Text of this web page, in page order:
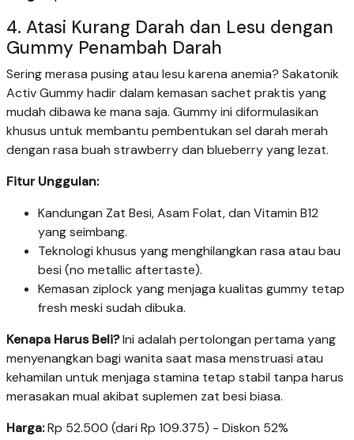
4. Atasi Kurang Darah dan Lesu dengan
Gummy Penambah Darah
Sering merasa pusing atau lesu karena anemia? Sakatonik
Activ Gummy hadir dalam kemasan sachet praktis yang
mudah dibawa ke mana saja. Gummy ini diformulasikan
khusus untuk membantu pembentukan sel darah merah
dengan rasa buah strawberry dan blueberry yang lezat.
Fitur Unggulan:
Kandungan Zat Besi, Asam Folat, dan Vitamin B12
yang seimbang.
Teknologi khusus yang menghilangkan rasa atau bau
besi (no metallic aftertaste).
Kemasan ziplock yang menjaga kualitas gummy tetap
fresh meski sudah dibuka.
Kenapa Harus Beli?Ini adalah pertolongan pertama yang
menyenangkan bagi wanita saat masa menstruasi atau
kehamilan untuk menjaga stamina tetap stabil tanpa harus
merasakan mual akibat suplemen zat besi biasa.
Harga:Rp 52.500 (dari Rp 109.375) - Diskon 52%